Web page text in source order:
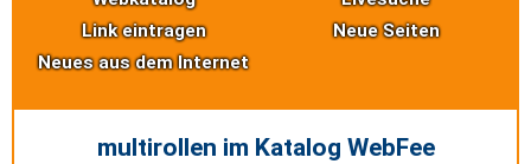
Link eintragen
Neue Seiten
Neues aus dem Internet
multirollen im Katalog WebFee